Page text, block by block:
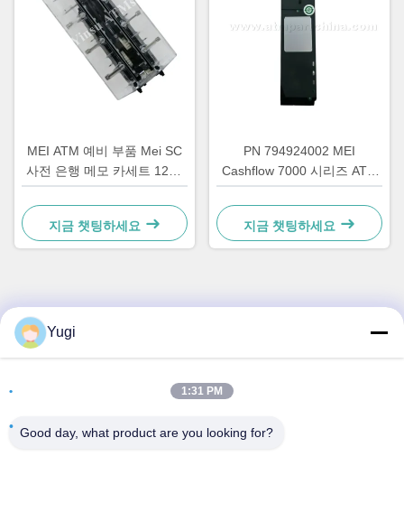
MEI ATM 예비 부품 Mei SC
사전 은행 메모 카세트 1200
메모 현금 상자 252219009
푸셔 스태커 플레이트 ATM
키오스크용 MEI 카세트 스태
커 베이스
지금 챗팅하세요
PN 794924002 MEI
Cashflow 7000 시리즈 ATM
키오스크 음료 스낵 판매기
CF7472 Cashflow 코인 체인
저
지금 챗팅하세요
빠른 연락
방 502, 빌딩 5, 퀴데 부동산 공원, 2-1번지, 싱예 동로,
중국
Yugi
1:31 PM
Good day, what product are you looking for?